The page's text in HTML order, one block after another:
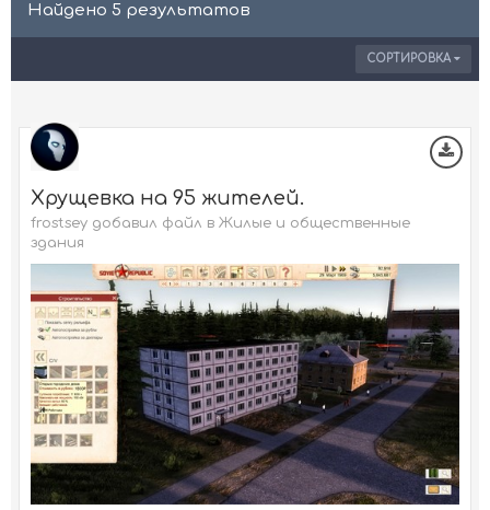
Найдено 5 результатов
СОРТИРОВКА
Хрущевка на 95 жителей.
frostsey добавил файл в Жилые и общественные
здания